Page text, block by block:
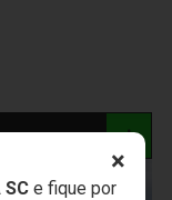
×
SCe fique por